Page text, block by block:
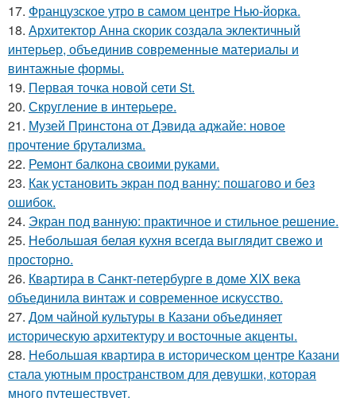
17. Французское утро в самом центре Нью-йорка.
18. Архитектор Анна скорик создала эклектичный
интерьер, объединив современные материалы и
винтажные формы.
19. Первая точка новой сети St.
20. Скругление в интерьере.
21. Музей Принстона от Дэвида аджайе: новое
прочтение брутализма.
22. Ремонт балкона своими руками.
23. Как установить экран под ванну: пошагово и без
ошибок.
24. Экран под ванную: практичное и стильное решение.
25. Небольшая белая кухня всегда выглядит свежо и
просторно.
26. Квартира в Санкт-петербурге в доме XIX века
объединила винтаж и современное искусство.
27. Дом чайной культуры в Казани объединяет
историческую архитектуру и восточные акценты.
28. Небольшая квартира в историческом центре Казани
стала уютным пространством для девушки, которая
много путешествует.